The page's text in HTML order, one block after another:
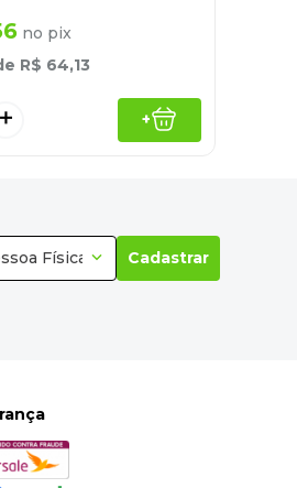
no pix
R$ 64,13
＋ +
Física Cadastrar